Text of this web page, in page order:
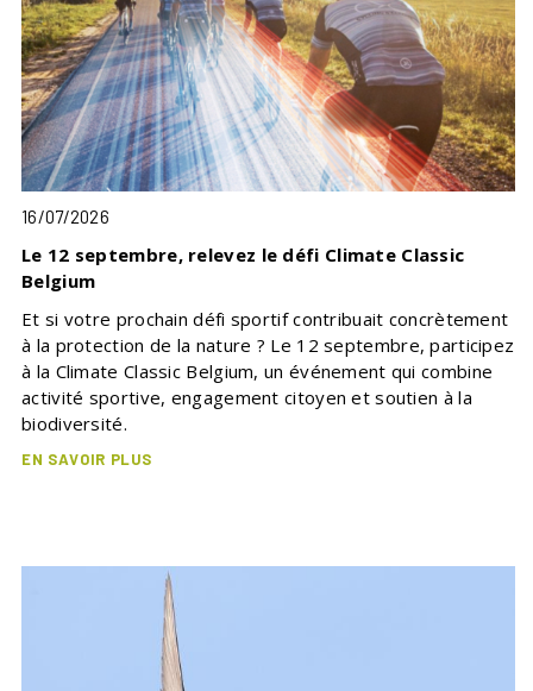
16/07/2026
Le 12 septembre, relevez le défi Climate Classic
Belgium
Et si votre prochain défi sportif contribuait concrètement
à la protection de la nature ? Le 12 septembre, participez
à la Climate Classic Belgium, un événement qui combine
activité sportive, engagement citoyen et soutien à la
biodiversité.
EN SAVOIR PLUS